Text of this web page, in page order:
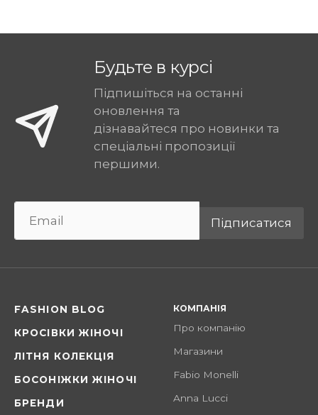
Будьте в курсі
Підпишіться на останні
оновлення та
дізнавайтеся про новинки та
спеціальні пропозиції
першими.
Підписатися
FASHION BLOG
КРОСІВКИ ЖІНОЧІ
ЛІТНЯ КОЛЕКЦІЯ
БОСОНІЖКИ ЖІНОЧІ
БРЕНДИ
КОМПАНІЯ
Про компанію
Магазини
Fabio Monelli
Anna Lucci